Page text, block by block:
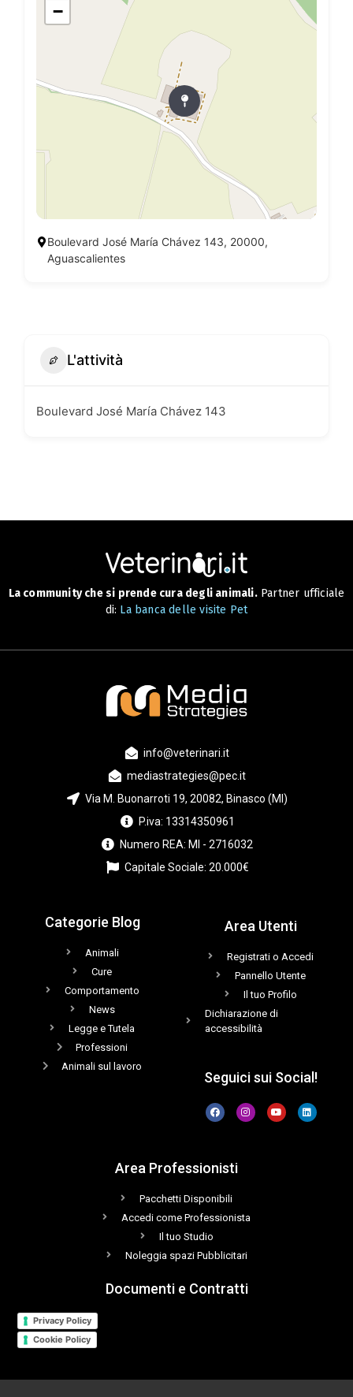
−
Boulevard José María Chávez 143, 20000,
Aguascalientes
L'attività
Boulevard José María Chávez 143
La community che si prende cura degli animali.Partner ufficiale
di: La banca delle visite Pet
info@veterinari.it
mediastrategies@pec.it
Via M. Buonarroti 19, 20082, Binasco (MI)
P.iva: 13314350961
Numero REA: MI - 2716032
Capitale Sociale: 20.000€
Categorie Blog
Animali
Cure
Comportamento
News
Legge e Tutela
Professioni
Animali sul lavoro
Area Utenti
Registrati o Accedi
Pannello Utente
Il tuo Profilo
Dichiarazione di
accessibilità
Seguici sui Social!
Area Professionisti
Pacchetti Disponibili
Accedi come Professionista
Il tuo Studio
Noleggia spazi Pubblicitari
Documenti e Contratti
Privacy Policy
Cookie Policy